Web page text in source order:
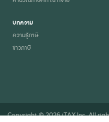
บทความ
ความรู้ภาษี
ข่าวภาษี
Copyright © 2026 iTAX Inc. All